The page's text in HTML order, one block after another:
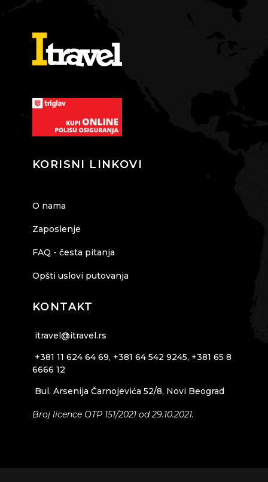
KORISNI LINKOVI
O nama
Zaposlenje
FAQ - česta pitanja
Opšti uslovi putovanja
KONTAKT
itravel@itravel.rs
+381 11 624 64 69, +381 64 542 9245, +381 65 8
6666 12
Bul. Arsenija Čarnojevića 52/8, Novi Beograd
Broj licence OTP 151/2021 od 29.10.2021.